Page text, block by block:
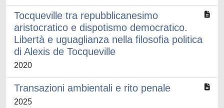
Tocqueville tra repubblicanesimo
aristocratico e dispotismo democratico.
Libertà e uguaglianza nella filosofia politica
di Alexis de Tocqueville
2020
Transazioni ambientali e rito penale
2025